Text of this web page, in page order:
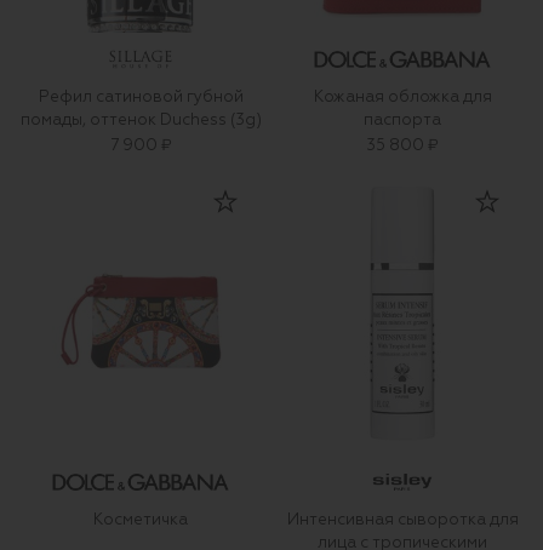
Рефил сатиновой губной
помады, оттенок Duchess (3g)
7 900 ₽
Кожаная обложка для
паспорта
35 800 ₽
Косметичка
Интенсивная сыворотка для
лица с тропическими